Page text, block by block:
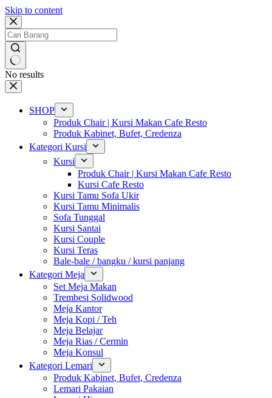
Skip to content
No results
SHOP
Produk Chair | Kursi Makan Cafe Resto
Produk Kabinet, Bufet, Credenza
Kategori Kursi
Kursi
Produk Chair | Kursi Makan Cafe Resto
Kursi Cafe Resto
Kursi Tamu Sofa Ukir
Kursi Tamu Minimalis
Sofa Tunggal
Kursi Santai
Kursi Couple
Kursi Teras
Bale-bale / bangku / kursi panjang
Kategori Meja
Set Meja Makan
Trembesi Solidwood
Meja Kantor
Meja Kopi / Teh
Meja Belajar
Meja Rias / Cermin
Meja Konsul
Kategori Lemari
Produk Kabinet, Bufet, Credenza
Lemari Pakaian